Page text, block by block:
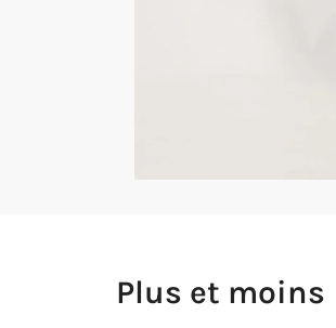
Plus et moins